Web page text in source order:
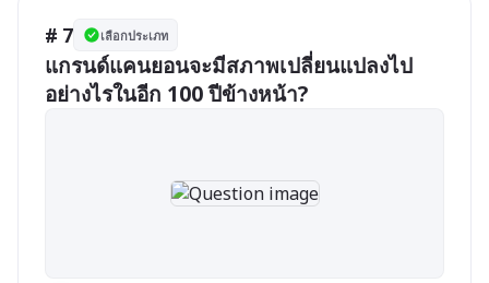
# 7 เลือกประเภท
แกรนด์แคนยอนจะมีสภาพเปลี่ยนแปลงไป
อย่างไรในอีก 100 ปีข้างหน้า?